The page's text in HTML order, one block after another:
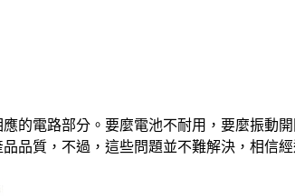
的電路部分。要麼電池不耐用，要麼振動
品質，不過，這些問題並不難解決，相信